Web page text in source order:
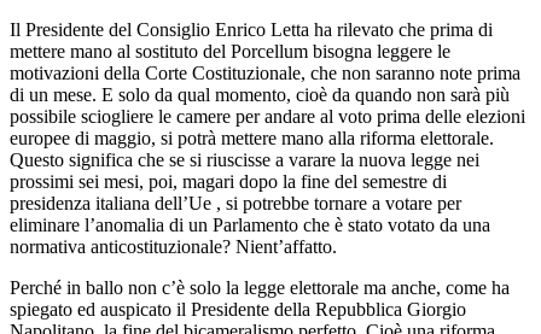
Il Presidente del Consiglio Enrico Letta ha rilevato che prima di
mettere mano al sostituto del Porcellum bisogna leggere le
motivazioni della Corte Costituzionale, che non saranno note prima
di un mese. E solo da qual momento, cioè da quando non sarà più
possibile sciogliere le camere per andare al voto prima delle elezioni
europee di maggio, si potrà mettere mano alla riforma elettorale.
Questo significa che se si riuscisse a varare la nuova legge nei
prossimi sei mesi, poi, magari dopo la fine del semestre di
presidenza italiana dell’Ue , si potrebbe tornare a votare per
eliminare l’anomalia di un Parlamento che è stato votato da una
normativa anticostituzionale? Nient’affatto.
Perché in ballo non c’è solo la legge elettorale ma anche, come ha
spiegato ed auspicato il Presidente della Repubblica Giorgio